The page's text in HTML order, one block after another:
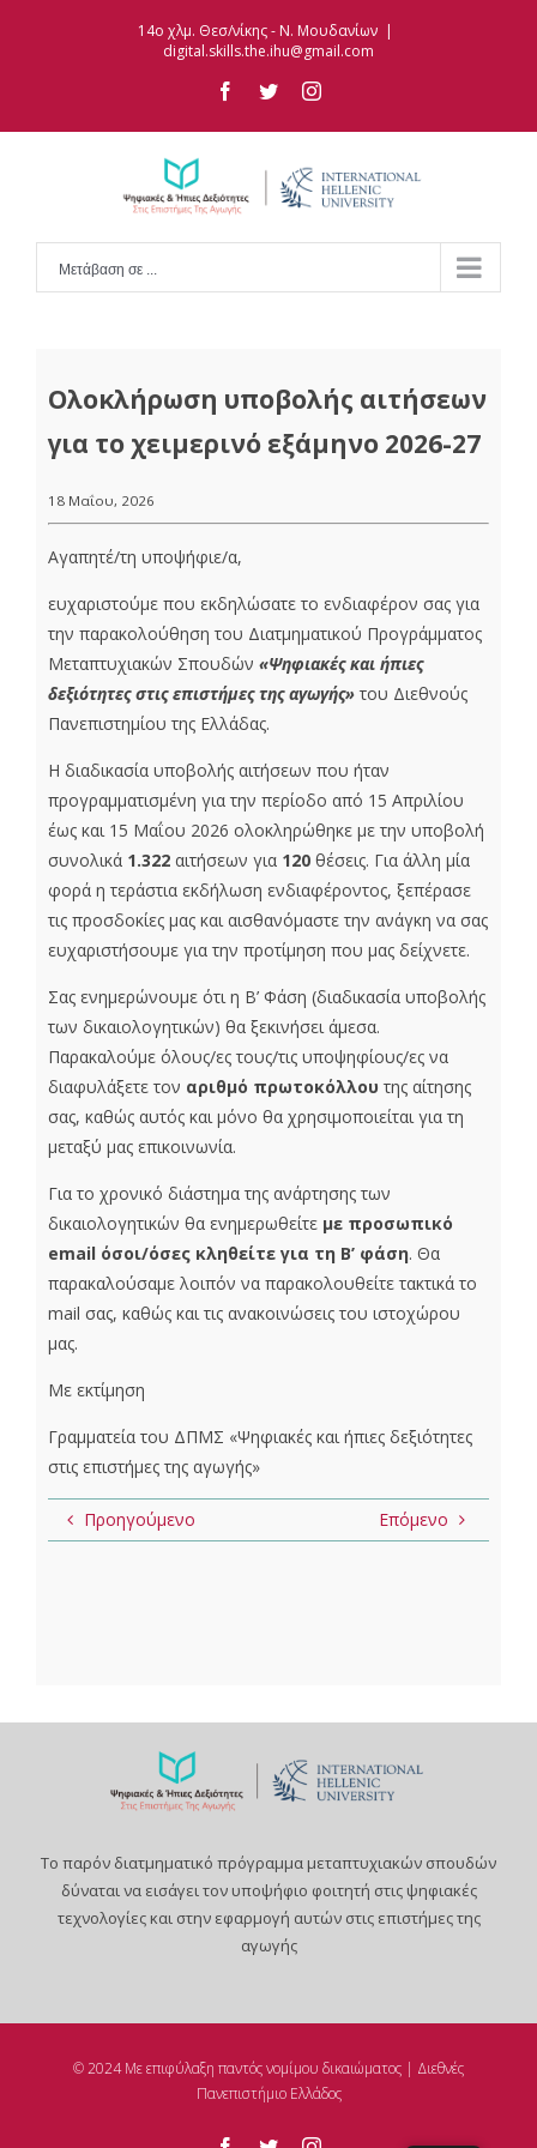
14ο χλμ. Θεσ/νίκης - Ν. Μουδανίων |
digital.skills.the.ihu@gmail.com
facebook
twitterinstagram
Μετάβαση σε ...
Ολοκλήρωση υποβολής αιτήσεων
για το χειμερινό εξάμηνο 2026-27
18 Μαΐου, 2026
Αγαπητέ/τη υποψήφιε/α,
ευχαριστούμε που εκδηλώσατε το ενδιαφέρον σας για
την παρακολούθηση του Διατμηματικού Προγράμματος
Μεταπτυχιακών Σπουδών «Ψηφιακές και ήπιες
δεξιότητες στις επιστήμες της αγωγής» του Διεθνούς
Πανεπιστημίου της Ελλάδας.
Η διαδικασία υποβολής αιτήσεων που ήταν
προγραμματισμένη για την περίοδο από 15 Απριλίου
έως και 15 Μαΐου 2026 ολοκληρώθηκε με την υποβολή
συνολικά 1.322 αιτήσεων για 120 θέσεις. Για άλλη μία
φορά η τεράστια εκδήλωση ενδιαφέροντος, ξεπέρασε
τις προσδοκίες μας και αισθανόμαστε την ανάγκη να σας
ευχαριστήσουμε για την προτίμηση που μας δείχνετε.
Σας ενημερώνουμε ότι η Β’ Φάση (διαδικασία υποβολής
των δικαιολογητικών) θα ξεκινήσει άμεσα.
Παρακαλούμε όλους/ες τους/τις υποψηφίους/ες να
διαφυλάξετε τον αριθμό πρωτοκόλλου της αίτησης
σας, καθώς αυτός και μόνο θα χρησιμοποιείται για τη
μεταξύ μας επικοινωνία.
Για το χρονικό διάστημα της ανάρτησης των
δικαιολογητικών θα ενημερωθείτε με προσωπικό
email όσοι/όσες κληθείτε για τη Β’ φάση. Θα
παρακαλούσαμε λοιπόν να παρακολουθείτε τακτικά το
mail σας, καθώς και τις ανακοινώσεις του ιστοχώρου
μας.
Με εκτίμηση
Γραμματεία του ΔΠΜΣ «Ψηφιακές και ήπιες δεξιότητες
στις επιστήμες της αγωγής»
Προηγούμενο Επόμενο
Το παρόν διατμηματικό πρόγραμμα μεταπτυχιακών σπουδών
δύναται να εισάγει τον υποψήφιο φοιτητή στις ψηφιακές
τεχνολογίες και στην εφαρμογή αυτών στις επιστήμες της
αγωγής
© 2024 Με επιφύλαξη παντός νομίμου δικαιώματος | Διεθνές
Πανεπιστήμιο Ελλάδος